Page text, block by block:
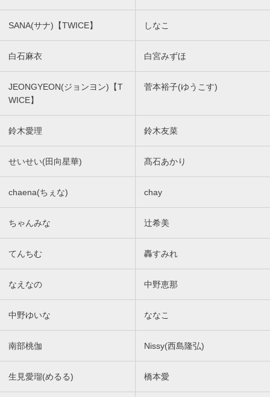
SANA(サナ)【TWICE】 しなこ
白石麻衣 白宮みずほ
JEONGYEON(ジョンヨン)【T
WICE】
菅本裕子(ゆうこす)
鈴木愛理 鈴木友菜
せいせい(田向星華) 髙石あかり
chaena(ちぇな) chay
ちゃんみな 辻希美
てんちむ 轟すみれ
なえなの 中野恵那
中野ゆいな ななこ
南部桃伽 Nissy(西島隆弘)
生見愛瑠(めるる) 橋本愛